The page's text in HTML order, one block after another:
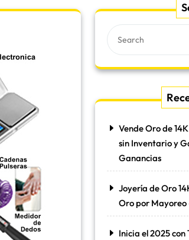
Vende Oro de
sin Inventario y
Ganancias
Joyería de Oro
Oro por
Inicia el 2025 con